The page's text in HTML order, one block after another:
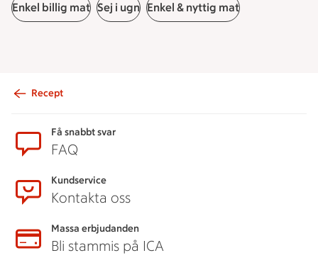
Enkel billig mat Sej i ugn Enkel & nyttig mat
Recept
Få snabbt svar
FAQ
Kundservice
Kontakta oss
Massa erbjudanden
Bli stammis på ICA